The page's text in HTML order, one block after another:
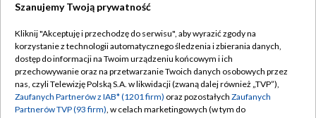
TVP
Abonament TVP
Emisja w TVP
Regulamin TVP
Polityka prywatności
Szanujemy Twoją prywatność
Kliknij "Akceptuję i przechodzę do serwisu", aby wyrazić zgody na
korzystanie z technologii automatycznego śledzenia i zbierania danych,
dostęp do informacji na Twoim urządzeniu końcowym i ich
przechowywanie oraz na przetwarzanie Twoich danych osobowych przez
nas, czyli Telewizję Polską S.A. w likwidacji (zwaną dalej również „TVP”),
Zaufanych Partnerów z IAB* (1201 firm) oraz pozostałych Zaufanych
Partnerów TVP (93 firm), w celach marketingowych (w tym do